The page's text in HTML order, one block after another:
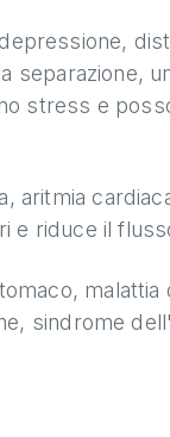
separazione,
stress e
aritmia
e riduce il
malattia
sindrome